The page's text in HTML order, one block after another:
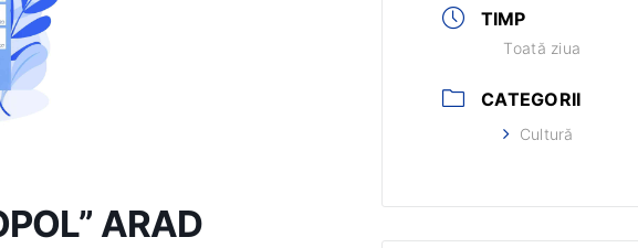
ARAD
TIMP
Toată ziua
CATEGORII
Cultură